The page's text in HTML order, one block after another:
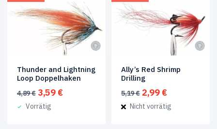
Thunder and Lightning
Loop Doppelhaken
4,89€ Ursprünglicher
Preis
war:
3,59 €Aktueller
Vorrätig
Ally’s Red Shrimp
Drilling
5,19€ Ursprünglicher
Preis
war:
2,99 €Aktueller
Preis
ist:
Nicht vorrätig